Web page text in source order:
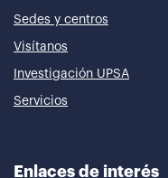
Sedes y centros
Visítanos
Investigación UPSA
Servicios
Enlaces de interés